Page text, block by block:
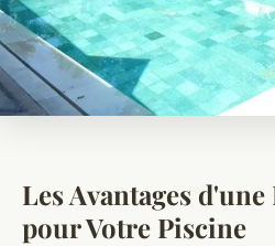
Les Avantages
pour Votre Piscine